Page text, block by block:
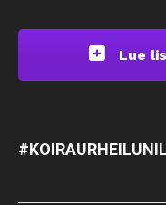
Lue